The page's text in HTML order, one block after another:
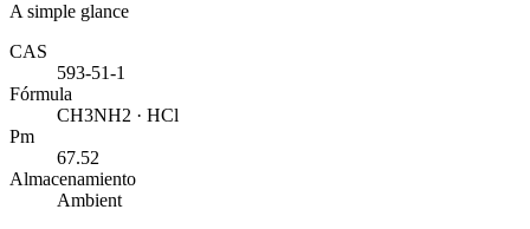
A simple glance
CAS
593-51-1
Fórmula
CH3NH2 · HCl
Pm
67.52
Almacenamiento
Ambient